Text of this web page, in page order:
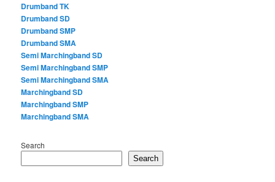
Drumband TK
Drumband SD
Drumband SMP
Drumband SMA
Semi Marchingband SD
Semi Marchingband SMP
Semi Marchingband SMA
Marchingband SD
Marchingband SMP
Marchingband SMA
Search
Search